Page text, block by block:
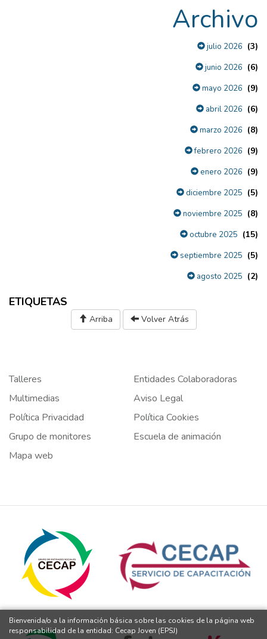
Archivo
julio 2026 (3)
junio 2026 (6)
mayo 2026 (9)
abril 2026 (6)
marzo 2026 (8)
febrero 2026 (9)
enero 2026 (9)
diciembre 2025 (5)
noviembre 2025 (8)
octubre 2025 (15)
septiembre 2025 (5)
agosto 2025 (2)
ETIQUETAS
Arriba Volver Atrás
Talleres
Entidades Colaboradoras
Multimedias
Aviso Legal
Política Privacidad
Política Cookies
Grupo de monitores
Escuela de animación
Mapa web
Bienvenida/o a la información básica sobre las cookies de la página web
responsabilidad de la entidad: Cecap Joven (EPSJ)